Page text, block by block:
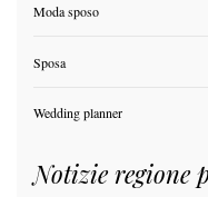
Moda sposo
Sposa
Wedding planner
Notizie regione